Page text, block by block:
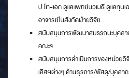
ป.โท-เอก ดูแลแพทย์นวเมธี ดูแลทุน
อาจารย์ในสังกัดฝ่ายวิจัย
สนับสนุนการพัฒนาสมรรถนะบุคลา
คณะฯ
สนับสนุนการดำเนินการของหน่วย
เลิศฯต่างๆ ด้านธุรการ/พัสดุ/บุคลา